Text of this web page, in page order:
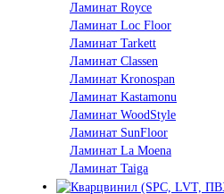
Ламинат Royce
Ламинат Loc Floor
Ламинат Tarkett
Ламинат Classen
Ламинат Kronospan
Ламинат Kastamonu
Ламинат WoodStyle
Ламинат SunFloor
Ламинат La Moena
Ламинат Taiga